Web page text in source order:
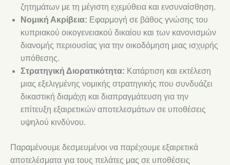
ζητημάτων με τη μέγιστη εχεμύθεια και ενσυναίσθηση.
Νομική Ακρίβεια: Εφαρμογή σε βάθος γνώσης του
κυπριακού οικογενειακού δικαίου και των κανονισμών
διανομής περιουσίας για την οικοδόμηση μιας ισχυρής
υπόθεσης.
Στρατηγική Διορατικότητα: Κατάρτιση και εκτέλεση
μιας εξελιγμένης νομικής στρατηγικής που συνδυάζει
δικαστική διαμάχη και διαπραγμάτευση για την
επίτευξη εξαιρετικών αποτελεσμάτων σε υποθέσεις
υψηλού κινδύνου.
Παραμένουμε δεσμευμένοι να παρέχουμε εξαιρετικά
αποτελέσματα για τους πελάτες μας σε υποθέσεις